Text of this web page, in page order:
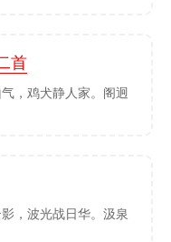
首
，鸡犬静人家。阁迥
，波光战日华。汲泉